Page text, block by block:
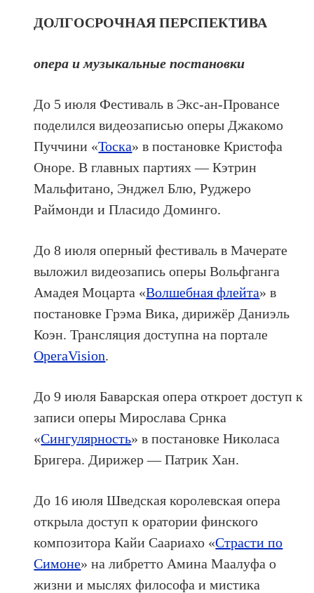
ДОЛГОСРОЧНАЯ ПЕРСПЕКТИВА
опера и музыкальные постановки
До 5 июля Фестиваль в Экс-ан-Провансе
поделился видеозаписью оперы Джакомо
Пуччини «Тоска» в постановке Кристофа
Оноре. В главных партиях — Кэтрин
Мальфитано, Энджел Блю, Руджеро
Раймонди и Пласидо Доминго.
До 8 июля оперный фестиваль в Мачерате
выложил видеозапись оперы Вольфганга
Амадея Моцарта «Волшебная флейта» в
постановке Грэма Вика, дирижёр Даниэль
Коэн. Трансляция доступна на портале
OperaVision.
До 9 июля Баварская опера откроет доступ к
записи оперы Мирослава Срнка
«Сингулярность» в постановке Николаса
Бригера. Дирижер — Патрик Хан.
До 16 июля Шведская королевская опера
открыла доступ к оратории финского
композитора Кайи Саариахо «Страсти по
Симоне» на либретто Амина Маалуфа о
жизни и мыслях философа и мистика